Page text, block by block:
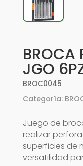
BROCA
JGO
BROC0045
Categoría:
Juego de
realizar
superficies de
versatilidad